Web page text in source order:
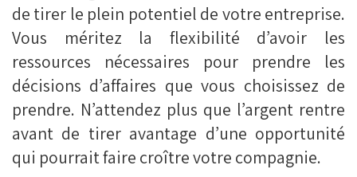
de tirer le plein potentiel de votre entreprise.
Vous méritez la flexibilité d’avoir les
ressources nécessaires pour prendre les
décisions d’affaires que vous choisissez de
prendre. N’attendez plus que l’argent rentre
avant de tirer avantage d’une opportunité
qui pourrait faire croître votre compagnie.